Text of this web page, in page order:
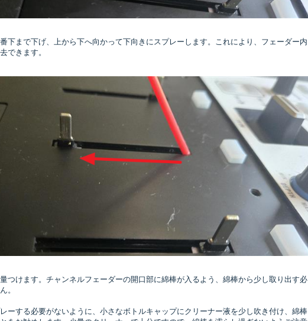
下まで下げ、上から下へ向かって下向きにスプレーします。これにより、フェーダー内
できます。
つけます。チャンネルフェーダーの開口部に綿棒が入るよう、綿棒から少し取り出す必
。
ーする必要がないように、小さなボトルキャップにクリーナー液を少し吹き付け、綿棒